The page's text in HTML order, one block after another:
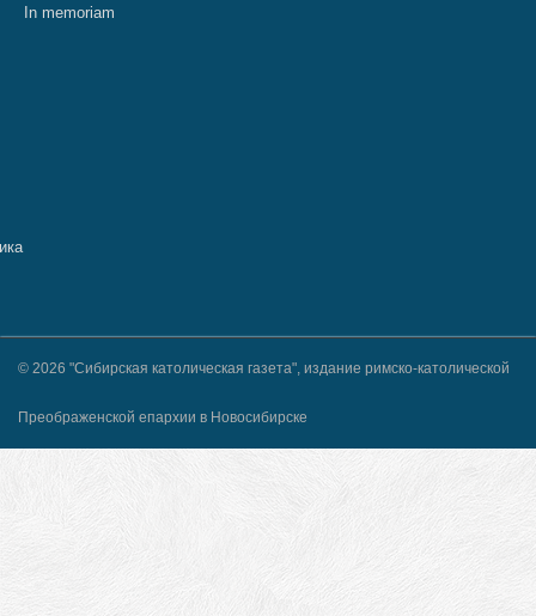
In memoriam
© 2026 "Сибирская католическая газета", издание римско-католической
Преображенской епархии в Новосибирске